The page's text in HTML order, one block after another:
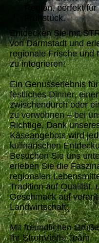
Region, perfekt
Frühstück.
Entdecken Sie mit
von Darmstadt und
regionale Frische und
zu integrieren!
Ein Genusserlebnis
festliches Dinner,
zwischendurch oder
zu verwöhnen – bei
Richtige. Dank
Käseangebots wird
kulinarischen
Besuchen Sie uns
erleben Sie die
regionalen
Tradition auf Qualität,
Geschmack auf
Landwirtschaft.
Mit freundlichen
Ihr StrohVieh®Team